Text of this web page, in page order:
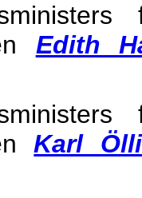
Edith
Karl